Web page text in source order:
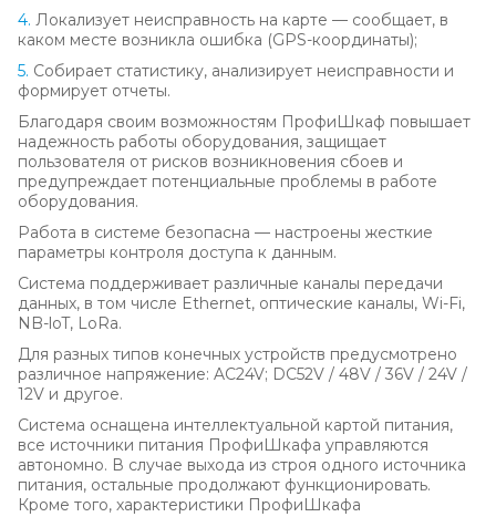
4. Локализует неисправность на карте — сообщает, в
каком месте возникла ошибка (GPS-координаты);
5. Собирает статистику, анализирует неисправности и
формирует отчеты.
Благодаря своим возможностям ПрофиШкаф повышает
надежность работы оборудования, защищает
пользователя от рисков возникновения сбоев и
предупреждает потенциальные проблемы в работе
оборудования.
Работа в системе безопасна — настроены жесткие
параметры контроля доступа к данным.
Система поддерживает различные каналы передачи
данных, в том числе Ethernet, оптические каналы, Wi-Fi,
NB-loT, LoRa.
Для разных типов конечных устройств предусмотрено
различное напряжение: AC24V; DC52V / 48V / 36V / 24V /
12V и другое.
Система оснащена интеллектуальной картой питания,
все источники питания ПрофиШкафа управляются
автономно. В случае выхода из строя одного источника
питания, остальные продолжают функционировать.
Кроме того, характеристики ПрофиШкафа